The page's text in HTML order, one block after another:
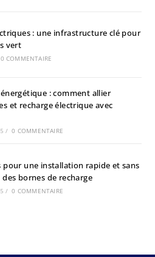
: une infrastructure clé pour
vert
0 COMMENTAIRE
: comment allier
et recharge électrique avec
/ 0 COMMENTAIRE
pour une installation rapide et sans
bornes de recharge
/ 0 COMMENTAIRE